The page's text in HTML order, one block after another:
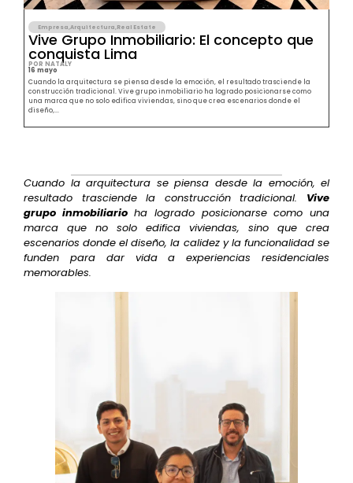
Empresa,Arquitectura,Real Estate
Vive Grupo Inmobiliario: El concepto que
conquista Lima
POR NATALY
16 mayo
Cuando la arquitectura se piensa desde la emoción, el resultado trasciende la
construcción tradicional. Vive grupo inmobiliario ha logrado posicionarse como
una marca que no solo edifica viviendas, sino que crea escenarios donde el
diseño,...
Cuando la arquitectura se piensa desde la emoción, el
resultado trasciende la construcción tradicional. Vive
grupo inmobiliarioha logrado posicionarse como una
marca que no solo edifica viviendas, sino que crea
escenarios donde el diseño, la calidez y la funcionalidad se
funden para dar vida a experiencias residenciales
memorables.